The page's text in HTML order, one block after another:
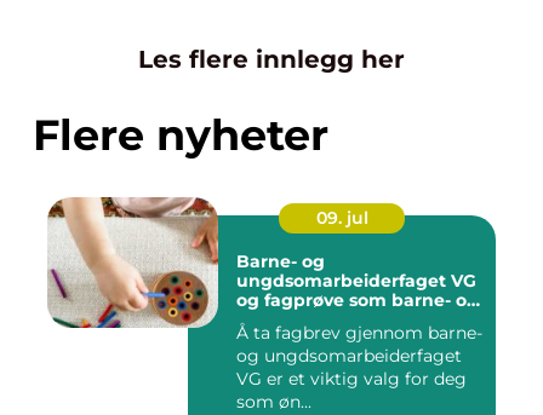
Les flere innlegg her
Flere nyheter
09. jul
Barne- og
ungdsomarbeiderfaget VG
og fagprøve som barne- og
ungdomsarbeider
Å ta fagbrev gjennom barne-
og ungdsomarbeiderfaget
VG er et viktig valg for deg
som øn...